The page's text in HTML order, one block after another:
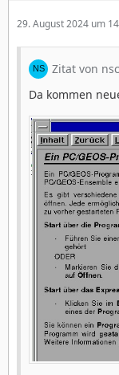
29. August 2024 um
Zitat von
Da kommen